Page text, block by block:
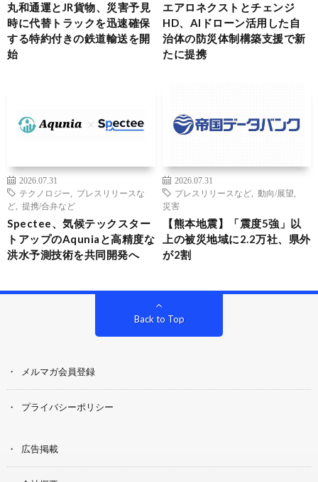
丸和通運とJR貨物、災害予見
時に代替トラックを迅速確保
する特約付きの鉄道輸送を開
始
エアロネクストとチェンジ
HD、AIドローン活用した自
治体の防災体制構築支援で新
たに提携
2026.07.31
テクノロジー
プレスリリースな
ど
提携/合弁など
Spectee、気候テックスター
トアップのAquniaと高精度な
洪水予測技術を共同開発へ
2026.07.31
プレスリリースなど
動向/展望
災害
【熊本地震】「震度5強」以
上の被災地域に2.2万社、県外
が2割
Back to Top
メルマガ会員登録
プライバシーポリシー
広告掲載